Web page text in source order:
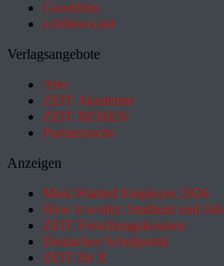
GoodJobs
e-fellows.net
Verlagsangebote
Abo
ZEIT Akademie
ZEIT REISEN
Partnersuche
Anzeigen
Most Wanted Employer 2026
How it works: Studium und Job
ZEIT Forschungskosmos
Deutsches Schulportal
ZEIT für X